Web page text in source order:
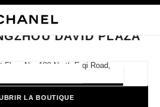
debajo de esta barra de búsqueda
CHANEL ZHENGZHOU DAVID PLAZA
DAVID PLAZA
Floor No. 188 North Erqi Road,
Zhengzhou, Henan
LA BOUTIQUE